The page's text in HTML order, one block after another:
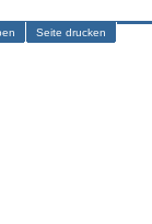
Seite drucken